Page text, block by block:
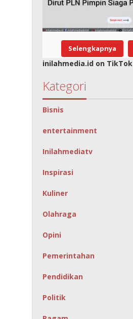
Selengkapnya
inilahmedia.id on TikTok
Kategori
Bisnis
entertainment
Inilahmediatv
Inspirasi
Kuliner
Olahraga
Opini
Pemerintahan
Pendidikan
Politik